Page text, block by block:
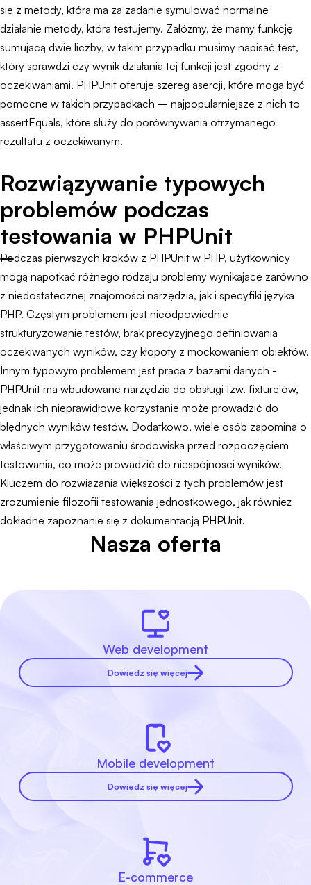
się z metody, która ma za zadanie symulować normalne
działanie metody, którą testujemy. Załóżmy, że mamy funkcję
sumującą dwie liczby, w takim przypadku musimy napisać test,
który sprawdzi czy wynik działania tej funkcji jest zgodny z
oczekiwaniami. PHPUnit oferuje szereg asercji, które mogą być
pomocne w takich przypadkach – najpopularniejsze z nich to
assertEquals, które służy do porównywania otrzymanego
rezultatu z oczekiwanym.
Rozwiązywanie typowych
problemów podczas
testowania w PHPUnit
Podczas pierwszych kroków z PHPUnit w PHP, użytkownicy
mogą napotkać różnego rodzaju problemy wynikające zarówno
z niedostatecznej znajomości narzędzia, jak i specyfiki języka
PHP. Częstym problemem jest nieodpowiednie
strukturyzowanie testów, brak precyzyjnego definiowania
oczekiwanych wyników, czy kłopoty z mockowaniem obiektów.
Innym typowym problemem jest praca z bazami danych -
PHPUnit ma wbudowane narzędzia do obsługi tzw. fixture'ów,
jednak ich nieprawidłowe korzystanie może prowadzić do
błędnych wyników testów. Dodatkowo, wiele osób zapomina o
właściwym przygotowaniu środowiska przed rozpoczęciem
testowania, co może prowadzić do niespójności wyników.
Kluczem do rozwiązania większości z tych problemów jest
zrozumienie filozofii testowania jednostkowego, jak również
dokładne zapoznanie się z dokumentacją PHPUnit.
Nasza oferta
Web development
Dowiedz się więcej
Mobile development
Dowiedz się więcej
E-commerce